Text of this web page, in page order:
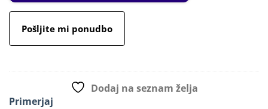
Pošljite mi ponudbo
Dodaj na seznam želja
Primerjaj